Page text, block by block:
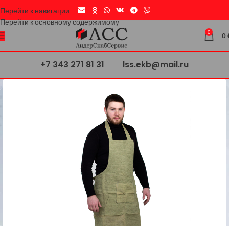
Перейти к навигации
Перейти к основному содержимому
0 0
+7 343 271 81 31 lss.ekb@mail.ru